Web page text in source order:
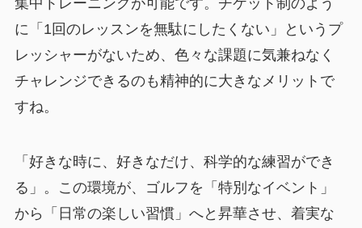
集中トレーニングが可能です。チケット制のよう
に「1回のレッスンを無駄にしたくない」というプ
レッシャーがないため、色々な課題に気兼ねなく
チャレンジできるのも精神的に大きなメリットで
すね。
「好きな時に、好きなだけ、科学的な練習ができ
る」 。この環境が、ゴルフを「特別なイベント」
から「日常の楽しい習慣」へと昇華させ、着実な